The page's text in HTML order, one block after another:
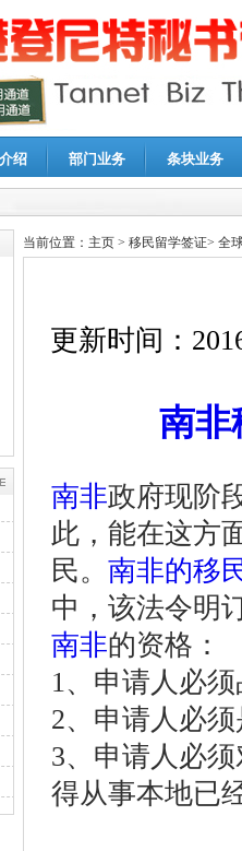
绍 部门业务 条块业务
缴申报鉴证
当前位置： 主页 > 移民留学签证> 全
更新时间：
南非
南非政府现阶
此，能在这方
民。 南非的移
中，该法令明
南非的资格：
1、申请人必
2、申请人必
3、申请人必
得从事本地已